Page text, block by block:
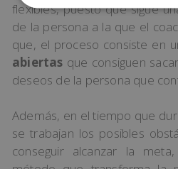
flexibles, puesto que sigue
de la persona a la que el
que, el proceso consiste en
abiertas que consiguen
deseos de la persona que
Además, en el tiempo que
se trabajan los posibles
conseguir alcanzar la